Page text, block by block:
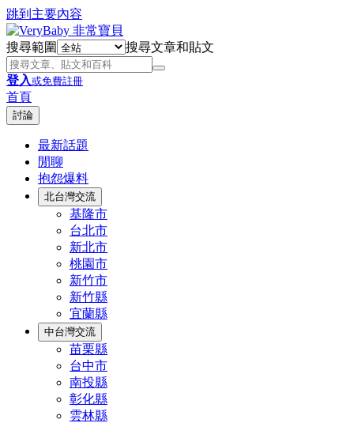
跳到主要內容
搜尋範圍 搜尋文章和貼文
登入或免費註冊
首頁
討論
最新話題
閒聊
抱怨爆料
北台灣交流
基隆市
台北市
新北市
桃園市
新竹市
新竹縣
宜蘭縣
中台灣交流
苗栗縣
台中市
南投縣
彰化縣
雲林縣